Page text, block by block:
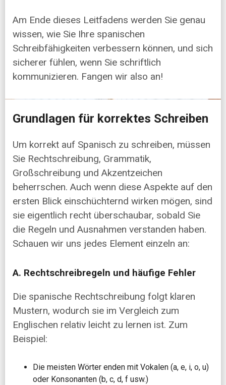
Am Ende dieses Leitfadens werden Sie genau
wissen, wie Sie Ihre spanischen
Schreibfähigkeiten verbessern können, und sich
sicherer fühlen, wenn Sie schriftlich
kommunizieren. Fangen wir also an!
Grundlagen für korrektes Schreiben
Um korrekt auf Spanisch zu schreiben, müssen
Sie Rechtschreibung, Grammatik,
Großschreibung und Akzentzeichen
beherrschen. Auch wenn diese Aspekte auf den
ersten Blick einschüchternd wirken mögen, sind
sie eigentlich recht überschaubar, sobald Sie
die Regeln und Ausnahmen verstanden haben.
Schauen wir uns jedes Element einzeln an:
A. Rechtschreibregeln und häufige Fehler
Die spanische Rechtschreibung folgt klaren
Mustern, wodurch sie im Vergleich zum
Englischen relativ leicht zu lernen ist. Zum
Beispiel:
Die meisten Wörter enden mit Vokalen (a, e, i, o, u)
oder Konsonanten (b, c, d, f usw.)